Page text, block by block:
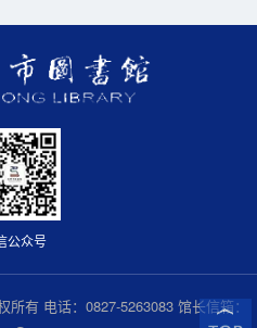
公众号
所有 电话：0827-5263083 馆长信箱：